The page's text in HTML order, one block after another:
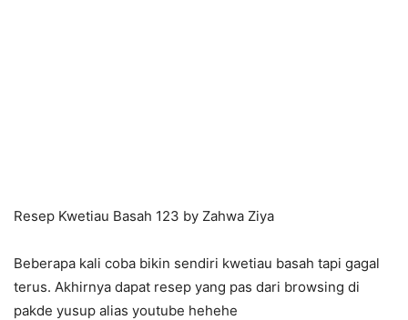
Resep Kwetiau Basah 123 by Zahwa Ziya
Beberapa kali coba bikin sendiri kwetiau basah tapi gagal
terus. Akhirnya dapat resep yang pas dari browsing di
pakde yusup alias youtube hehehe